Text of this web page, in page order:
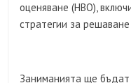
оценяване (НВО),
стратегии за
Заниманията ще